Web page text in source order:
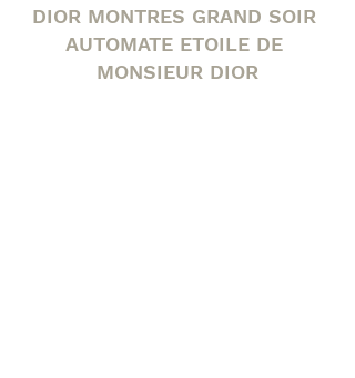
DIOR MONTRES GRAND SOIR
AUTOMATE ETOILE DE
MONSIEUR DIOR